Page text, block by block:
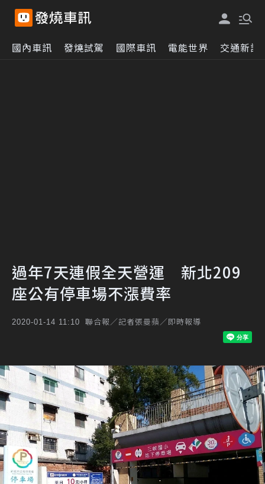
國內車訊 發燒試駕 國際車訊 電能世界 交通新訊
過年7天連假全天營運 新北209
座公有停車場不漲費率
2020-01-14 11:10 聯合報／記者張曼蘋／即時報導